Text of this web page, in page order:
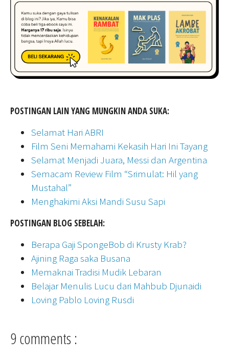
POSTINGAN LAIN YANG MUNGKIN ANDA SUKA:
Selamat Hari ABRI
Film Seni Memahami Kekasih Hari Ini Tayang
Selamat Menjadi Juara, Messi dan Argentina
Semacam Review Film “Srimulat: Hil yang
Mustahal”
Menghakimi Aksi Mandi Susu Sapi
POSTINGAN BLOG SEBELAH:
Berapa Gaji SpongeBob di Krusty Krab?
Ajining Raga saka Busana
Memaknai Tradisi Mudik Lebaran
Belajar Menulis Lucu dari Mahbub Djunaidi
Loving Pablo Loving Rusdi
9 comments :